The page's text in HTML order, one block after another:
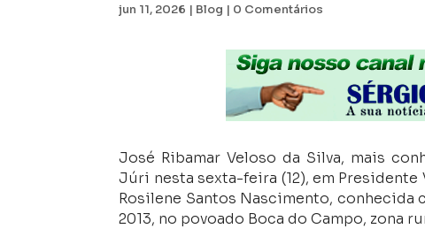
jun 11, 2026 | Blog | 0 Comentários
José Ribamar Veloso da Silva, mais
Júri nesta sexta-feira (12), em Presidente
Rosilene Santos Nascimento, conhecida
2013, no povoado Boca do Campo, zona